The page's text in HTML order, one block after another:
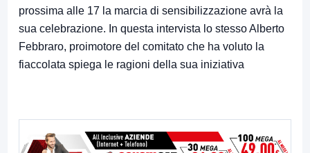
prossima alle 17 la marcia di sensibilizzazione avrà la
sua celebrazione. In questa intervista lo stesso Alberto
Febbraro, proimotore del comitato che ha voluto la
fiaccolata spiega le ragioni della sua iniziativa